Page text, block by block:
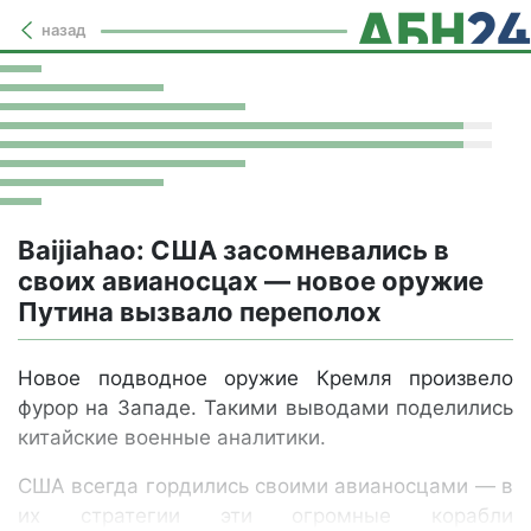
назад
Baijiahao: США засомневались в
своих авианосцах — новое оружие
Путина вызвало переполох
Новое подводное оружие Кремля произвело
фурор на Западе. Такими выводами поделились
китайские военные аналитики.
США всегда гордились своими авианосцами — в
их стратегии эти огромные корабли